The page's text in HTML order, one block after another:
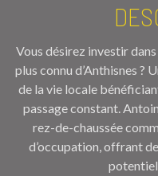
Vous désirez investir
plus connu d’Anthisnes ?
de la vie locale
passage constant.
rez-de-chaussée
d’occupation, offrant
potentiel